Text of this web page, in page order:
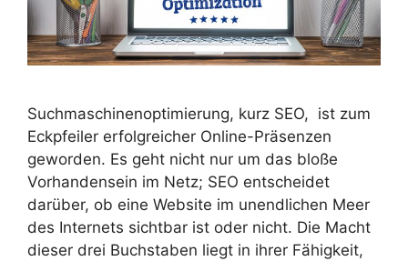
Suchmaschinenoptimierung, kurz SEO, ist zum
Eckpfeiler erfolgreicher Online-Präsenzen
geworden. Es geht nicht nur um das bloße
Vorhandensein im Netz; SEO entscheidet
darüber, ob eine Website im unendlichen Meer
des Internets sichtbar ist oder nicht. Die Macht
dieser drei Buchstaben liegt in ihrer Fähigkeit,